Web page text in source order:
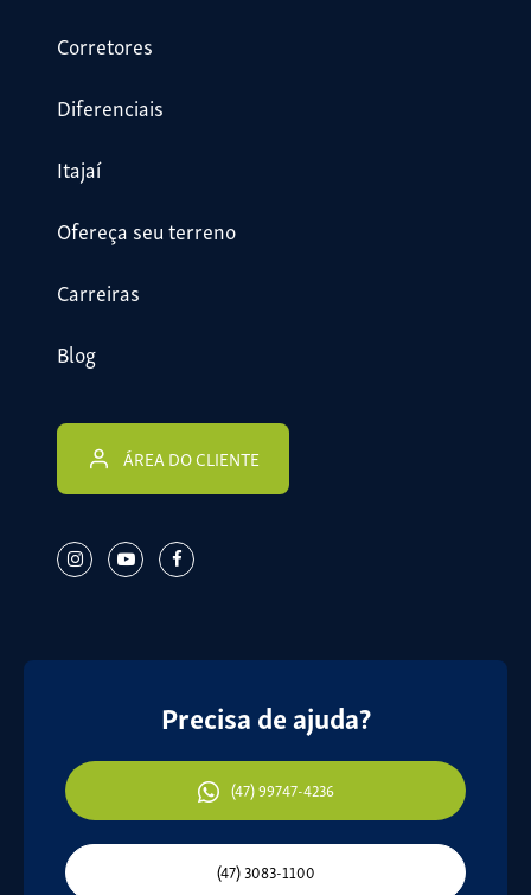
Corretores
Diferenciais
Itajaí
Ofereça seu terreno
Carreiras
Blog
ÁREA DO CLIENTE
Precisa de ajuda?
(47) 99747-4236
(47) 3083-1100